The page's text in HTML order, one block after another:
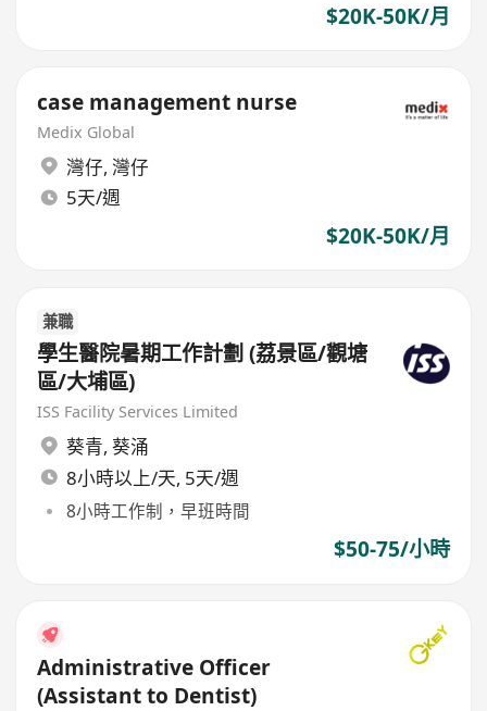
$20K-50K/月
case management nurse
Medix Global
灣仔, 灣仔
5天/週
$20K-50K/月
兼職
學生醫院暑期工作計劃 (荔景區/觀塘
區/大埔區)
ISS Facility Services Limited
葵青, 葵涌
8小時以上/天, 5天/週
8小時工作制，早班時間
$50-75/小時
Administrative Officer
(Assistant to Dentist)